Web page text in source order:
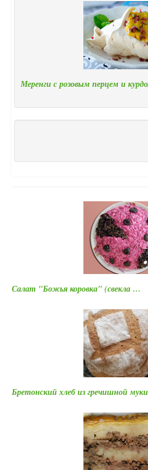
Меренги с розовым перцем и
Салат "Божья коровка" (свекла …
Бретонский хлеб из гречишной муки